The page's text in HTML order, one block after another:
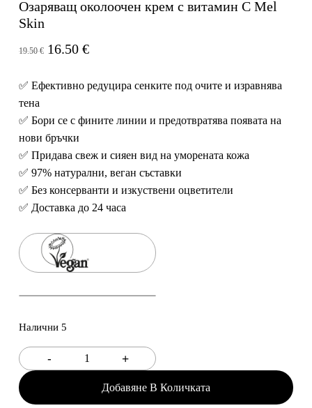
Озаряващ околоочен крем с витамин С Mel
Skin
19.50€ Original
was:
16.50 €Текущата
е:
✅ Ефективно редуцира сенките под очите и изравнява
тена
✅ Бори се с фините линии и предотвратява появата на
нови бръчки
✅ Придава свеж и сияен вид на уморената кожа
✅ 97% натурални, веган съставки
✅ Без консерванти и изкуствени оцветители
✅ Доставка до 24 часа
Налични 5
Добавяне В Количката